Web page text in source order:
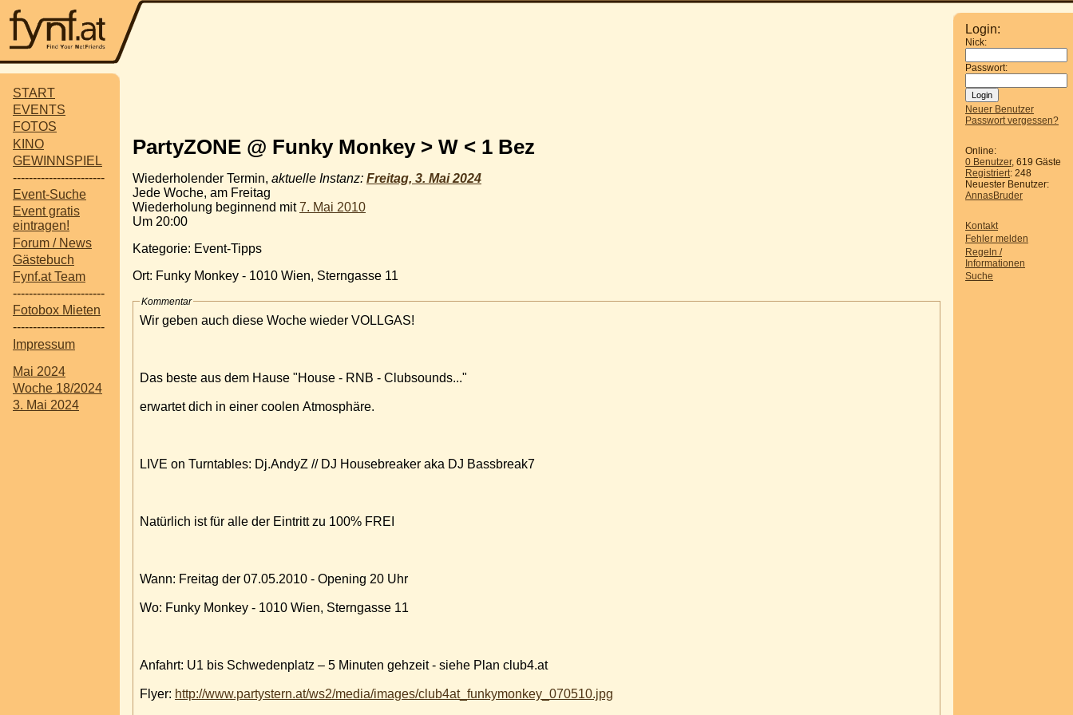
START
EVENTS
FOTOS
KINO
GEWINNSPIEL
-----------------------
Event-Suche
Event gratis
eintragen!
Forum / News
Gästebuch
Fynf.at Team
-----------------------
Fotobox Mieten
-----------------------
Impressum
Mai 2024
Woche 18/2024
3. Mai 2024
Login:
Nick:
Passwort:
Neuer Benutzer
Passwort vergessen?
Online:
0 Benutzer, 619 Gäste
Registriert: 248
Neuester Benutzer:
AnnasBruder
Kontakt
Fehler melden
Regeln /
Informationen
Suche
PartyZONE @ Funky Monkey > W < 1 Bez
Wiederholender Termin, aktuelle Instanz: Freitag, 3. Mai 2024
Jede Woche, am Freitag
Wiederholung beginnend mit7. Mai 2010
Um 20:00
Kategorie: Event-Tipps
Ort: Funky Monkey - 1010 Wien, Sterngasse 11
Kommentar
Wir geben auch diese Woche wieder VOLLGAS!
Das beste aus dem Hause "House - RNB - Clubsounds..."
erwartet dich in einer coolen Atmosphäre.
LIVE on Turntables: Dj.AndyZ // DJ Housebreaker aka DJ Bassbreak7
Natürlich ist für alle der Eintritt zu 100% FREI
Wann: Freitag der 07.05.2010 - Opening 20 Uhr
Wo: Funky Monkey - 1010 Wien, Sterngasse 11
Anfahrt: U1 bis Schwedenplatz – 5 Minuten gehzeit - siehe Plan club4.at
Flyer: http://www.partystern.at/ws2/media/images/club4at_funkymonkey_070510.jpg